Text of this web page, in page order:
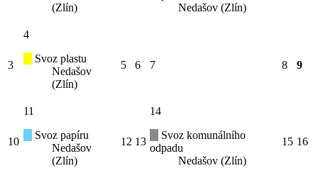
(Zlín)
Nedašov (Zlín)
3
4
Svoz plastu
Nedašov
(Zlín)
5 6 7 8 9
10
11
Svoz papíru
Nedašov
(Zlín)
12 13
14
Svoz komunálního
odpadu
Nedašov (Zlín)
15 16